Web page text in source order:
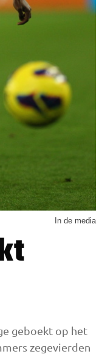
In de media
geboekt op het
zegevierden